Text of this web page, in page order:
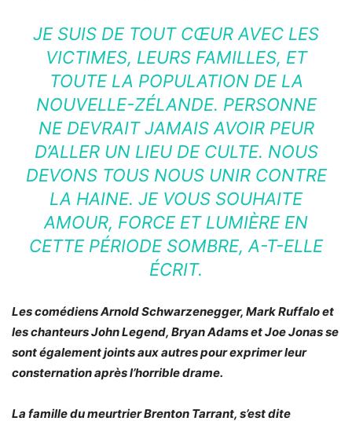
JE SUIS DE TOUT CŒUR AVEC LES
VICTIMES, LEURS FAMILLES, ET
TOUTE LA POPULATION DE LA
NOUVELLE-ZÉLANDE. PERSONNE
NE DEVRAIT JAMAIS AVOIR PEUR
D’ALLER UN LIEU DE CULTE. NOUS
DEVONS TOUS NOUS UNIR CONTRE
LA HAINE. JE VOUS SOUHAITE
AMOUR, FORCE ET LUMIÈRE EN
CETTE PÉRIODE SOMBRE, A-T-ELLE
ÉCRIT.
Les comédiens Arnold Schwarzenegger, Mark Ruffalo et
les chanteurs John Legend, Bryan Adams et Joe Jonas se
sont également joints aux autres pour exprimer leur
consternation après l’horrible drame.
La famille du meurtrier Brenton Tarrant, s’est dite